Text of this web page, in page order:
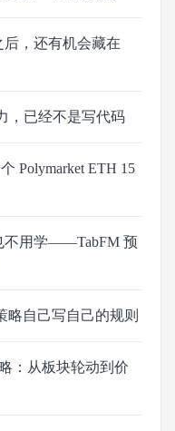
，还有机会藏在
，已经不是写代码
Polymarket ETH 15
不用学——TabFM 预
略自己写自己的规则
：从板块轮动到价